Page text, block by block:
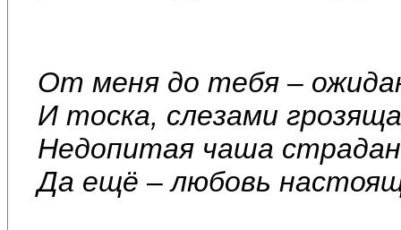
От меня до тебя –
И тоска, слезами
Недопитая чаша
Да ещё – любовь